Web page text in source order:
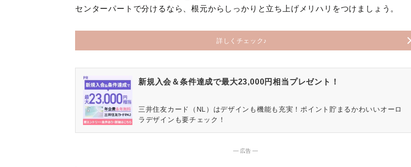
センターパートで分けるなら、根元からしっかりと立ち上げメリハリをつけましょう。
詳しくチェック♪
新規入会＆条件達成で最大23,000円相当プレゼント！
三井住友カード（NL）はデザインも機能も充実！ポイント貯まるかわいいオーロ
ラデザインも要チェック！
― 広告 ―